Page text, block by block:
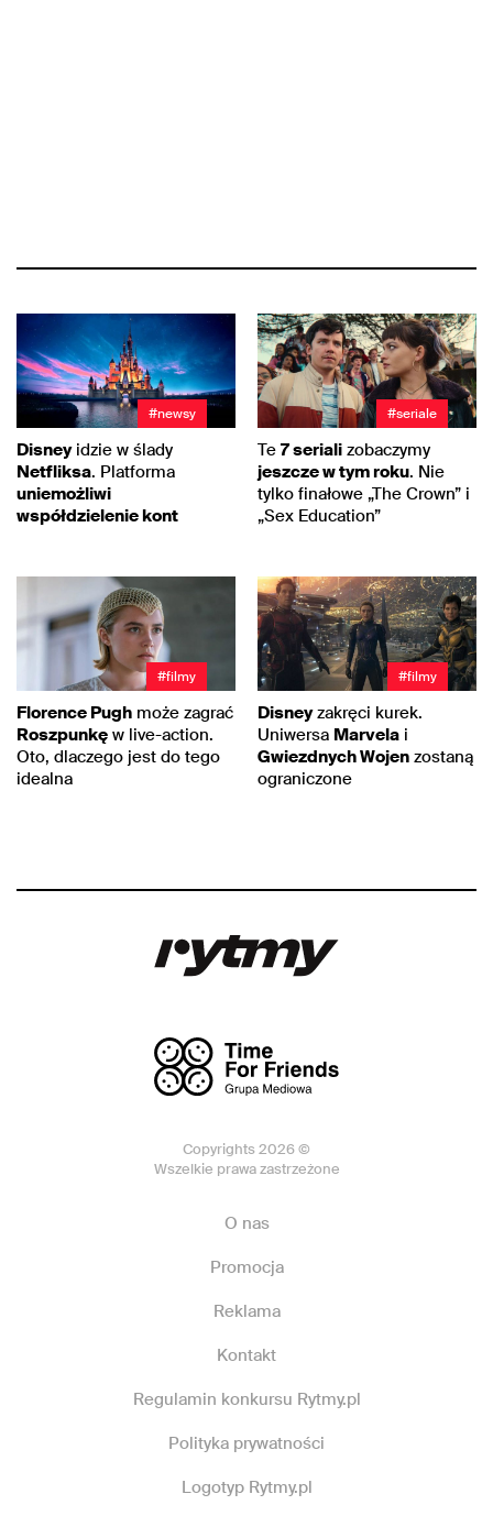
#newsy
Disneyidzie w ślady
Netfliksa. Platforma
uniemożliwi
współdzielenie kont
#seriale
Te 7 seriali zobaczymy
jeszcze w tym roku. Nie
tylko finałowe „The Crown” i
„Sex Education”
#filmy
Florence Pugh może zagrać
Roszpunkę w live-action.
Oto, dlaczego jest do tego
idealna
#filmy
Disneyzakręci kurek.
Uniwersa Marvela i
Gwiezdnych Wojen zostaną
ograniczone
Copyrights 2026 ©
Wszelkie prawa zastrzeżone
O nas
Promocja
Reklama
Kontakt
Regulamin konkursu Rytmy.pl
Polityka prywatności
Logotyp Rytmy.pl